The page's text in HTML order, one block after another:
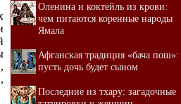
Оленина и коктейль из крови:
чем питаются коренные народы
Ямала
Афганская традиция «бача пош»:
пусть дочь будет сыном
Последние из тхару: загадочные